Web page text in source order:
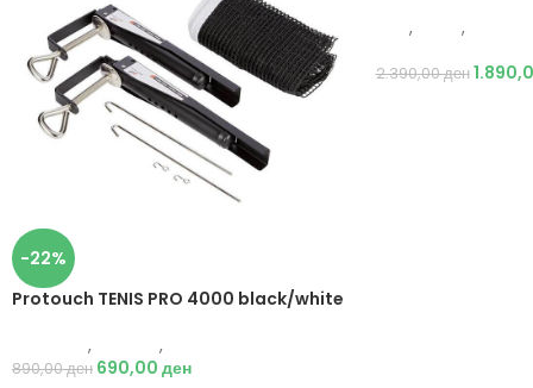
-22%
Protouch TENIS PRO 4000 black/white
, ,
890,00ден 690,00 ден
, ,
2.390,00ден